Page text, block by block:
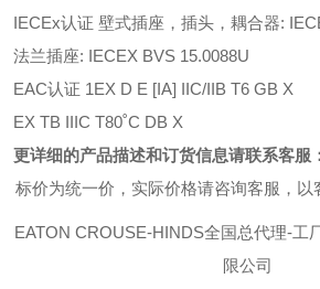
IECEx认证 壁式插座，插头，耦合器:
法兰插座: IECEX BVS 15.0088U
EAC认证 1EX D E [IA] IIC/IIB T6 GB X
EX TB IIIC T80˚C DB X
更详细的产品描述和订货信息请联系客服：
标价为统一价，实际价格请咨询客服，以
EATON CROUSE-HINDS全国总代理-工
限公司